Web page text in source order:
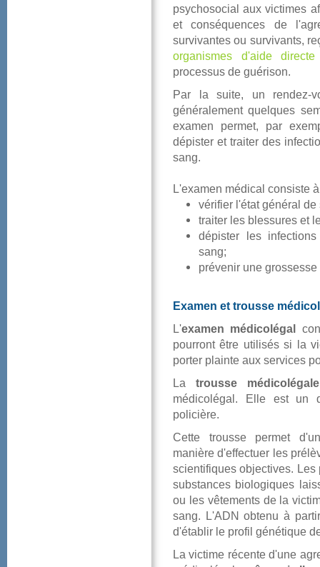
organismesd'aidedirecte
processusdeguérison.
Parlasuite,unrendez-
sang.
sang;
L'examenmédicolégal
La troussemédicolégale
policière.